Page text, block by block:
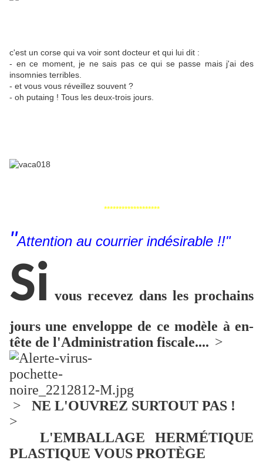
c'est un corse qui va voir sont docteur et qui lui dit :
- en ce moment, je ne sais pas ce qui se passe mais j'ai des
insomnies terribles.
- et vous vous réveillez souvent ?
- oh putaing ! Tous les deux-trois jours.
*******************
"Attention au courrier indésirable !!"
Si vous recevez dans les prochains
jours une enveloppe de ce modèle à en-
tête de l'Administration fiscale.... >
> NE L'OUVREZ SURTOUT PAS !
>
L'EMBALLAGE HERMÉTIQUE
PLASTIQUE VOUS PROTÈGE